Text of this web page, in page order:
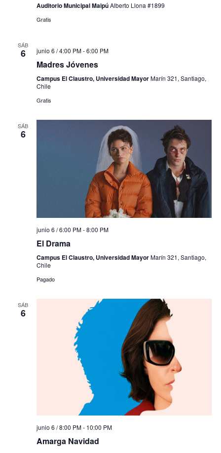
Auditorio Municipal MaipúAlberto Llona #1899
Gratis
SÁB
6 junio 6 / 4:00 PM-6:00 PM
Madres Jóvenes
Campus El Claustro, Universidad MayorMarín 321, Santiago,
Chile
Gratis
SÁB
6
junio 6 / 6:00 PM-8:00 PM
El Drama
Campus El Claustro, Universidad MayorMarín 321, Santiago,
Chile
Pagado
SÁB
6
junio 6 / 8:00 PM- 10:00 PM
Amarga Navidad